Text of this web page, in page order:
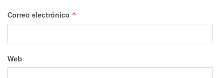
Correo electrónico *
Web